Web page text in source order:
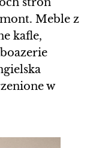
Meble z
kafle,
w